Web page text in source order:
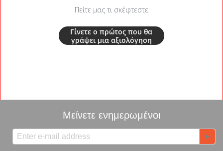
Πείτε μας τι σκέφτεστε
Γίνετε ο πρώτος που θα
γράψει μια αξιολόγηση
Μείνετε ενημερωμένοι